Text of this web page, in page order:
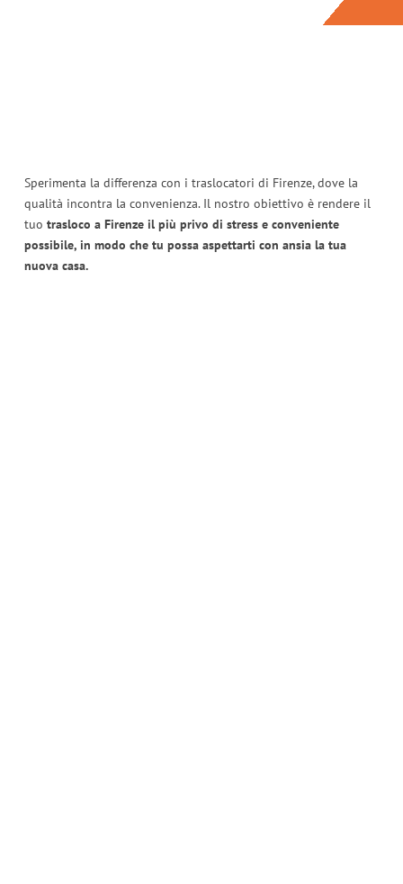
Sperimenta la differenza con i traslocatori di Firenze, dove la
qualità incontra la convenienza. Il nostro obiettivo è rendere il
tuo trasloco a Firenze il più privo di stress e conveniente
possibile, in modo che tu possa aspettarti con ansia la tua
nuova casa.